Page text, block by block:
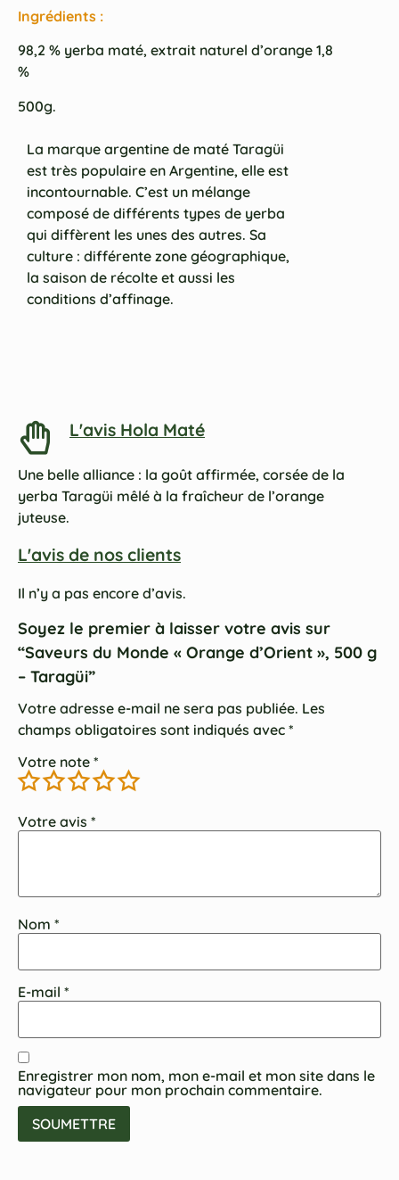
Ingrédients :
98,2 % yerba maté, extrait naturel d’orange 1,8
%
500g.
La marque argentine de maté Taragüi
est très populaire en Argentine, elle est
incontournable. C’est un mélange
composé de différents types de yerba
qui diffèrent les unes des autres. Sa
culture : différente zone géographique,
la saison de récolte et aussi les
conditions d’affinage.
L'avis Hola Maté
Une belle alliance : la goût affirmée, corsée de la
yerba Taragüi mêlé à la fraîcheur de l’orange
juteuse.
L'avis de nos clients
Il n’y a pas encore d’avis.
Soyez le premier à laisser votre avis sur
“Saveurs du Monde « Orange d’Orient », 500 g
– Taragüi”
Votre adresse e-mail ne sera pas publiée. Les
champs obligatoires sont indiqués avec *
Votre note *
Votre avis *
Nom *
E-mail *
Enregistrer mon nom, mon e-mail et mon site dans le
navigateur pour mon prochain commentaire.